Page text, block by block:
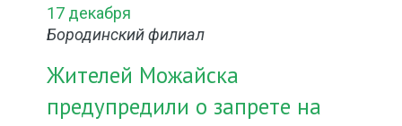
17 декабря
Бородинский филиал
Жителей Можайска
предупредили о запрете на